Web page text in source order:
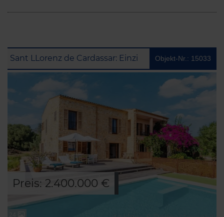
Objekt-Nr.: 15033
Preis: 2.400.000 €